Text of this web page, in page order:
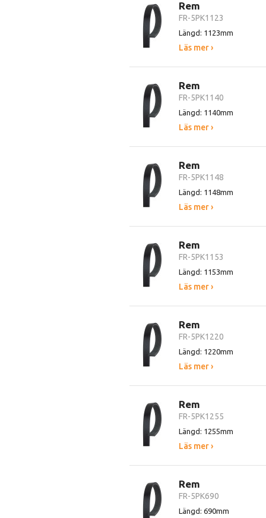
Rem
FR-5PK1123
Längd: 1123mm
Läs mer ›
Rem
FR-5PK1140
Längd: 1140mm
Läs mer ›
Rem
FR-5PK1148
Längd: 1148mm
Läs mer ›
Rem
FR-5PK1153
Längd: 1153mm
Läs mer ›
Rem
FR-5PK1220
Längd: 1220mm
Läs mer ›
Rem
FR-5PK1255
Längd: 1255mm
Läs mer ›
Rem
FR-5PK690
Längd: 690mm